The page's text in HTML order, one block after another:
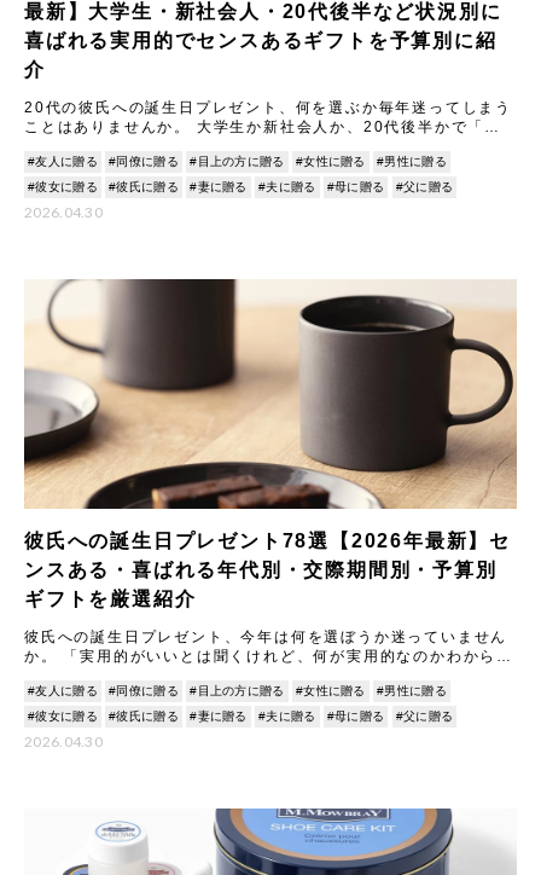
最新】大学生・新社会人・20代後半など状況別に
喜ばれる実用的でセンスあるギフトを予算別に紹
介
20代の彼氏への誕生日プレゼント、何を選ぶか毎年迷ってしまう
ことはありませんか。 大学生か新社会人か、20代後半かで「刺
れ
#友人に贈る #同僚に贈る #目上の方に贈る #女性に贈る
#男性に贈る
#彼女に贈る
#彼氏に贈る #妻に贈る #夫に贈る #母に贈る #父に贈る
2026.04.30
彼氏への誕生日プレゼント78選【2026年最新】セ
ンスある・喜ばれる年代別・交際期間別・予算別
ギフトを厳選紹介
彼氏への誕生日プレゼント、今年は何を選ぼうか迷っていません
か。 「実用的がいいとは聞くけれど、何が実用的なのかわからな
多く
#友人に贈る #同僚に贈る #目上の方に贈る #女性に贈る
#男性に贈る
#彼女に贈る
#彼氏に贈る #妻に贈る #夫に贈る #母に贈る #父に贈る
2026.04.30